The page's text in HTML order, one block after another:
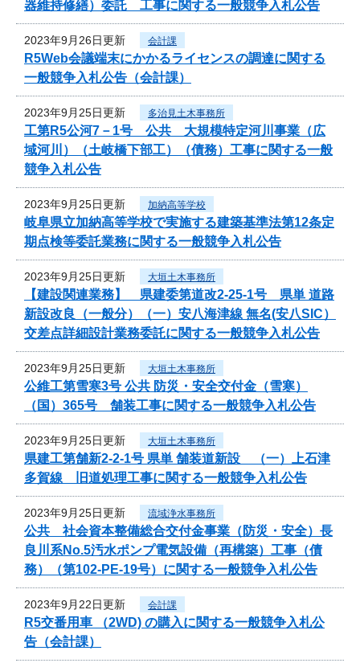
器維持修繕）委託 工事に関する一般競争入札公告
2023年9月26日更新 会計課
R5Web会議端末にかかるライセンスの調達に関する
一般競争入札公告（会計課）
2023年9月25日更新 多治見土木事務所
工第R5公河7－1号 公共 大規模特定河川事業（広
域河川）（土岐橋下部工）（債務）工事に関する一般
競争入札公告
2023年9月25日更新 加納高等学校
岐阜県立加納高等学校で実施する建築基準法第12条定
期点検等委託業務に関する一般競争入札公告
2023年9月25日更新 大垣土木事務所
【建設関連業務】 県建委第道改2-25-1号 県単 道路
新設改良（一般分）（一）安八海津線 無名(安八SIC）
交差点詳細設計業務委託に関する一般競争入札公告
2023年9月25日更新 大垣土木事務所
公維工第雪寒3号 公共 防災・安全交付金（雪寒）
（国）365号 舗装工事に関する一般競争入札公告
2023年9月25日更新 大垣土木事務所
県建工第舗新2-2-1号 県単 舗装道新設 （一）上石津
多賀線 旧道処理工事に関する一般競争入札公告
2023年9月25日更新 流域浄水事務所
公共 社会資本整備総合交付金事業（防災・安全）長
良川系No.5汚水ポンプ電気設備（再構築）工事（債
務）（第102-PE-19号）に関する一般競争入札公告
2023年9月22日更新 会計課
R5交番用車 （2WD) の購入に関する一般競争入札公
告（会計課）